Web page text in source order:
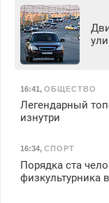
16:41, ОБЩЕСТВО
Легендарный
изнутри
16:34, СПОРТ
Порядка ста
физкультурника